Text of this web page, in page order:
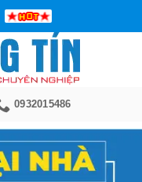
0932015486